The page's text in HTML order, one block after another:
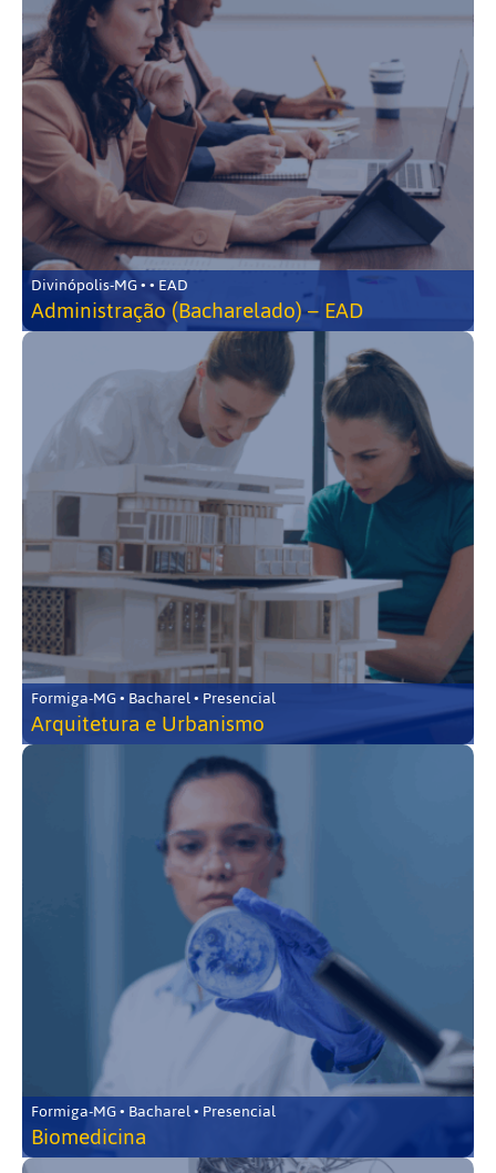
Divinópolis-MG • • EAD
Administração (Bacharelado) – EAD
Formiga-MG • Bacharel • Presencial
Arquitetura e Urbanismo
Formiga-MG • Bacharel • Presencial
Biomedicina